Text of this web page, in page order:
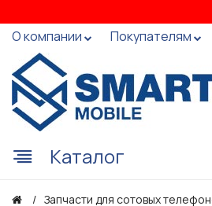
О компании Покупателям
Каталог
Запчасти для сотовых